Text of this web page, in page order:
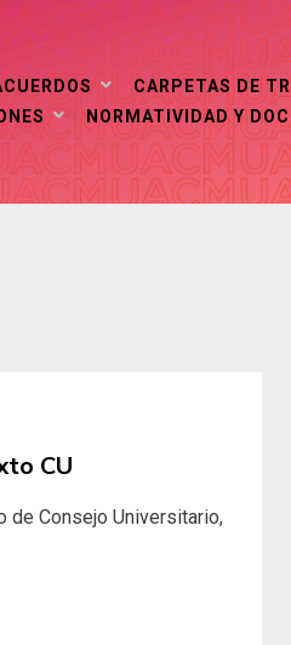
CARPETAS DE
NORMATIVIDAD Y
CU
de Consejo Universitario,